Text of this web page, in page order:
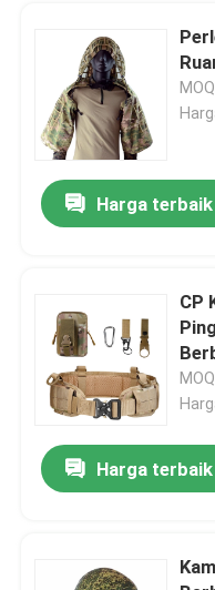
Rumah
Harga terbaik
CP
Harga terbaik